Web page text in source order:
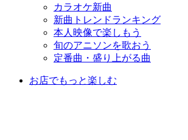
カラオケ新曲
新曲トレンドランキング
本人映像で楽しもう
旬のアニソンを歌おう
定番曲・盛り上がる曲
お店でもっと楽しむ